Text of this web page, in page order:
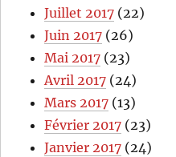
Juillet 2017 (22)
Juin 2017 (26)
Mai 2017 (23)
Avril 2017 (24)
Mars 2017 (13)
Février 2017 (23)
Janvier 2017 (24)